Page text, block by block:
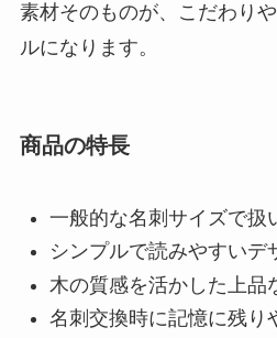
素材そのものが、こだわり
ルになります。
商品の特長
一般的な名刺サイズで扱
シンプルで読みやすいデ
木の質感を活かした上品
名刺交換時に記憶に残り